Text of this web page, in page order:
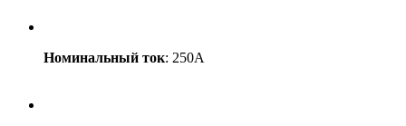
Номинальный ток: 250A